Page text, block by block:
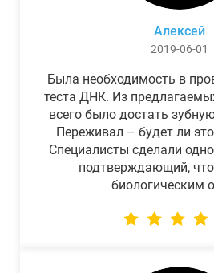
Алексей
2019-06-01
Была необходимость в
теста ДНК. Из
всего было достать
Переживал – будет ли
Специалисты сделали
подтверждающий,
биологическим